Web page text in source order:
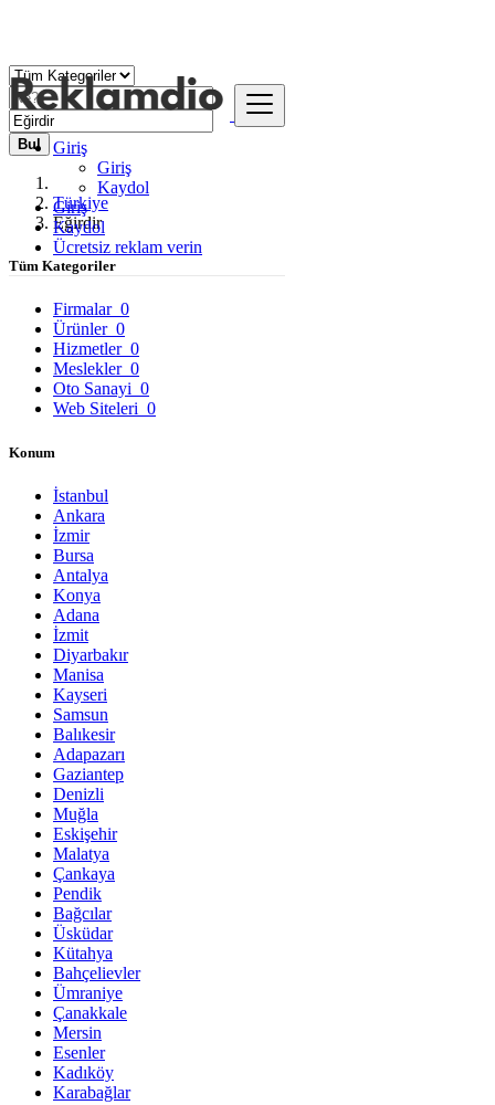
Giriş
Giriş
Kaydol
Giriş
Kaydol
Ücretsiz reklam verin
Bul
Türkiye
Eğirdir
Tüm Kategoriler
Firmalar 0
Ürünler 0
Hizmetler 0
Meslekler 0
Oto Sanayi 0
Web Siteleri 0
Konum
İstanbul
Ankara
İzmir
Bursa
Antalya
Konya
Adana
İzmit
Diyarbakır
Manisa
Kayseri
Samsun
Balıkesir
Adapazarı
Gaziantep
Denizli
Muğla
Eskişehir
Malatya
Çankaya
Pendik
Bağcılar
Üsküdar
Kütahya
Bahçelievler
Ümraniye
Çanakkale
Mersin
Esenler
Kadıköy
Karabağlar